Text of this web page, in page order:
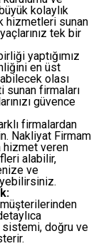
kolaylık
hizmetleri sunan
tek bir
yaptığımız
en üst
olası
sunan firmaları
güvence
firmalardan
Nakliyat Firmam
hizmet veren
alabilir,
ve
doğru ve